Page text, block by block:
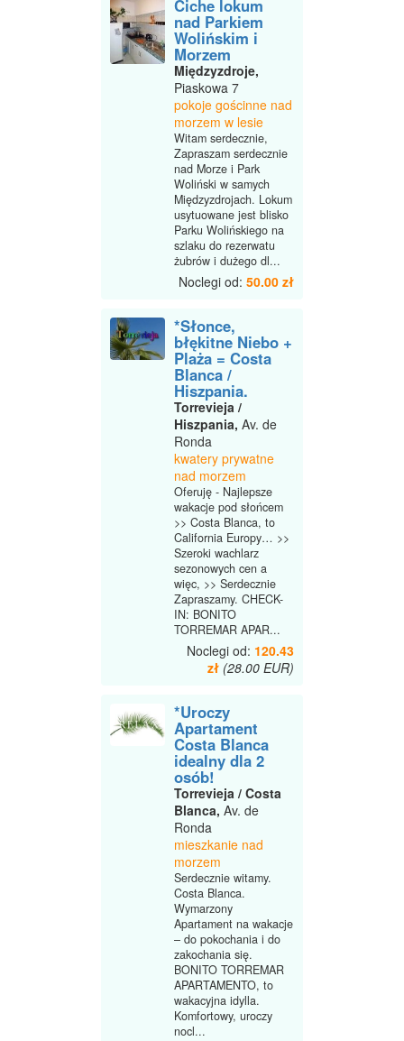
Ciche lokum
nad Parkiem
Wolińskim i
Morzem
Międzyzdroje,
Piaskowa 7
pokoje gościnne nad
morzem w lesie
Witam serdecznie,
Zapraszam serdecznie
nad Morze i Park
Woliński w samych
Międzyzdrojach. Lokum
usytuowane jest blisko
Parku Wolińskiego na
szlaku do rezerwatu
żubrów i dużego dl...
Noclegi od: 50.00 zł
*Słonce,
błękitne Niebo +
Plaża = Costa
Blanca /
Hiszpania.
Torrevieja /
Hiszpania, Av. de
Ronda
kwatery prywatne
nad morzem
Oferuję - Najlepsze
wakacje pod słońcem
>> Costa Blanca, to
California Europy… >>
Szeroki wachlarz
sezonowych cen a
więc, >> Serdecznie
Zapraszamy. CHECK-
IN: BONITO
TORREMAR APAR...
Noclegi od: 120.43
zł (28.00 EUR)
*Uroczy
Apartament
Costa Blanca
idealny dla 2
osób!
Torrevieja / Costa
Blanca, Av. de
Ronda
mieszkanie nad
morzem
Serdecznie witamy.
Costa Blanca.
Wymarzony
Apartament na wakacje
– do pokochania i do
zakochania się.
BONITO TORREMAR
APARTAMENTO, to
wakacyjna idylla.
Komfortowy, uroczy
nocl...